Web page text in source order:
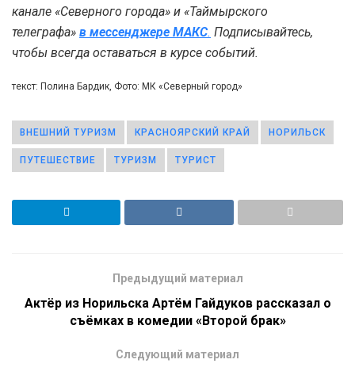
канале «Северного города» и «Таймырского
телеграфа» в мессенджере MAКС. Подписывайтесь,
чтобы всегда оставаться в курсе событий.
текст: Полина Бардик, Фото: МК «Северный город»
ВНЕШНИЙ ТУРИЗМ КРАСНОЯРСКИЙ КРАЙ НОРИЛЬСК
ПУТЕШЕСТВИЕ ТУРИЗМ ТУРИСТ
Предыдущий материал
Актёр из Норильска Артём Гайдуков рассказал о
съёмках в комедии «Второй брак»
Следующий материал